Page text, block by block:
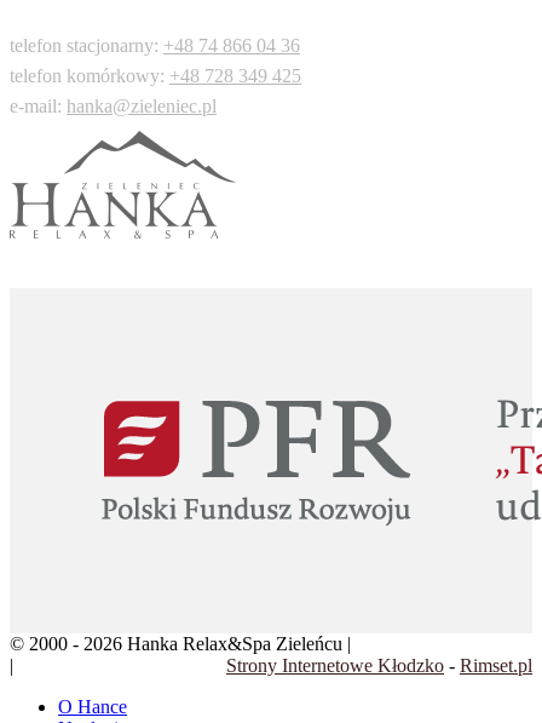
telefon stacjonarny: +48 74 866 04 36
telefon komórkowy: +48 728 349 425
e-mail: hanka@zieleniec.pl
© 2000 - 2026 Hanka Relax&Spa Zieleńcu |
|
Strony Internetowe Kłodzko - Rimset.pl
O Hance